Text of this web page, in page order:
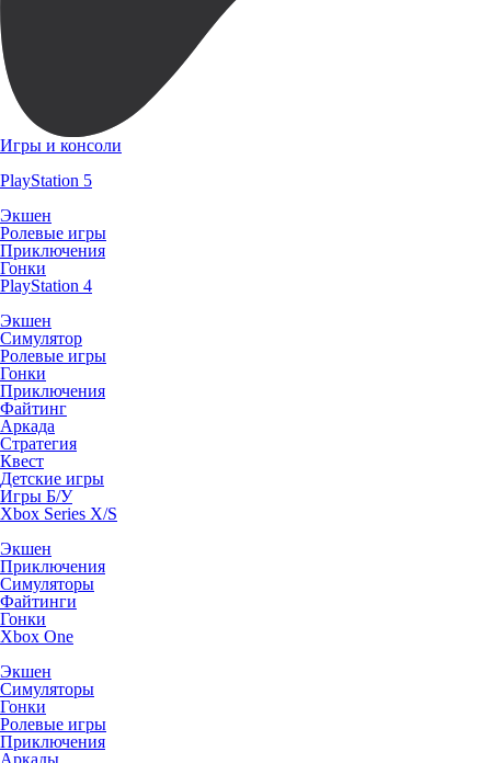
Игры и консоли
PlayStation 5
Экшен
Ролевые игры
Приключения
Гонки
PlayStation 4
Экшен
Симулятор
Ролевые игры
Гонки
Приключения
Файтинг
Аркада
Стратегия
Квест
Детские игры
Игры Б/У
Xbox Series X/S
Экшен
Приключения
Симуляторы
Файтинги
Гонки
Xbox One
Экшен
Симуляторы
Гонки
Ролевые игры
Приключения
Аркады